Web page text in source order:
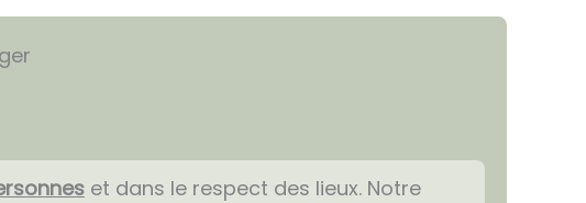
et dans le respect des lieux. Notre